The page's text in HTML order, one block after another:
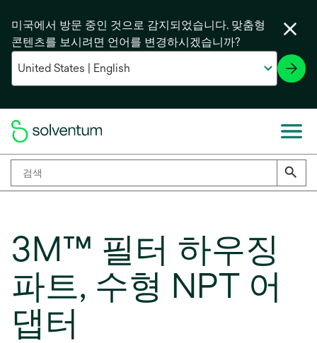
미국에서 방문 중인 것으로 감지되었습니다. 맞춤형
콘텐츠를 보시려면 언어를 변경하시겠습니까?
3M™ 필터 하우징
파트, 수형 NPT 어
댑터